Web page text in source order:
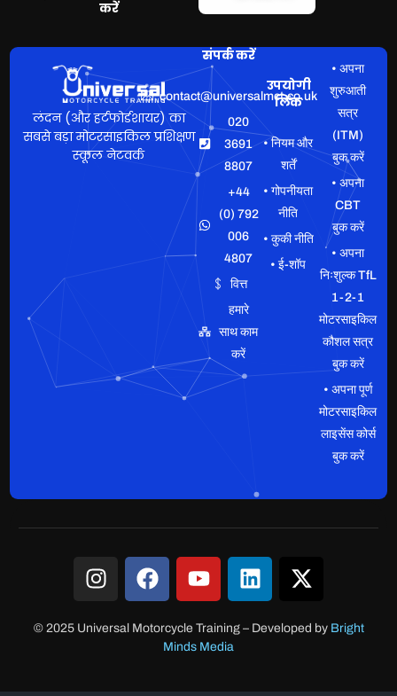
करें
लंदन (और हर्टफोर्डशायर) का
सबसे बड़ा मोटरसाइकिल प्रशिक्षण
स्कूल नेटवर्क
संपर्क करें
contact@universalmct.co.uk
020
3691
8807
+44
(0) 792
006
4807
वित्त
हमारे
साथ काम
करें
उपयोगी
लिंक
• नियम और
शर्तें
• गोपनीयता
नीति
• कुकी नीति
• ई-शॉप
• अपना
शुरुआती
सत्र
(ITM)
बुक करें
• अपना
CBT
बुक करें
• अपना
निःशुल्क TfL
1-2-1
मोटरसाइकिल
कौशल सत्र
बुक करें
• अपना पूर्ण
मोटरसाइकिल
लाइसेंस कोर्स
बुक करें
© 2025 Universal Motorcycle Training– Developed by Bright
Minds Media